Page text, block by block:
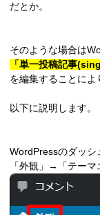
だとか。
そのような場合は
「単一投稿記事
を編集することによ
以下に説明します。
WordPressのダッシ
「外観」→「テーマ